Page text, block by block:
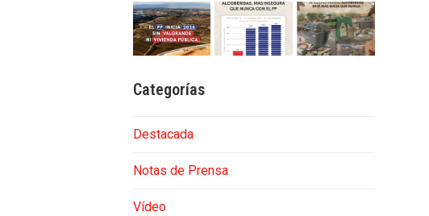
Categorías
Destacada
Notas de Prensa
Vídeo